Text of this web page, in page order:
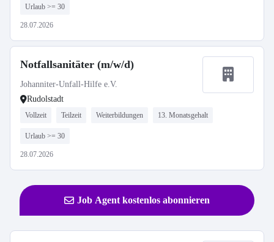
Urlaub >= 30
28.07.2026
Notfallsanitäter (m/w/d)
Johanniter-Unfall-Hilfe e.V.
Rudolstadt
Vollzeit Teilzeit Weiterbildungen 13. Monatsgehalt
Urlaub >= 30
28.07.2026
Job Agent kostenlos abonnieren